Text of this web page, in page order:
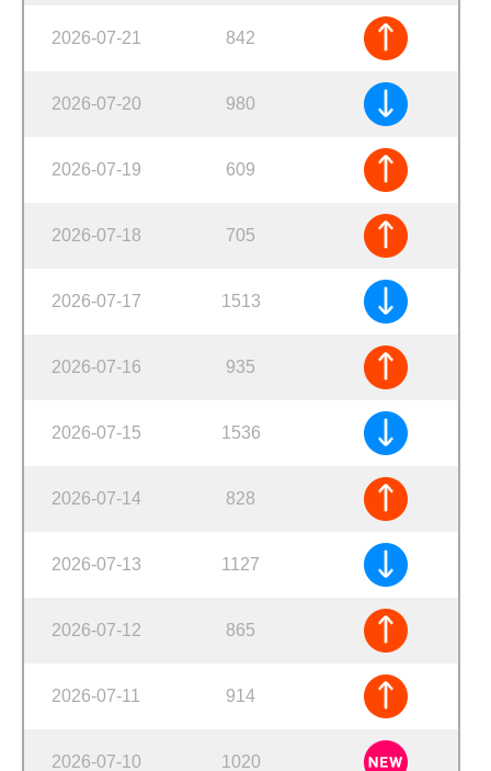
2026-07-21 842
2026-07-20 980
2026-07-19 609
2026-07-18 705
2026-07-17 1513
2026-07-16 935
2026-07-15 1536
2026-07-14 828
2026-07-13 1127
2026-07-12 865
2026-07-11 914
2026-07-10 1020